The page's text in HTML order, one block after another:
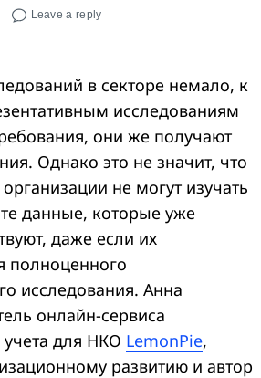
Leave a reply
в секторе немало, к
исследованиям
они же получают
Однако это не значит, что
не могут изучать
данные, которые уже
даже если их
полноценного
исследования. Анна
онлайн-сервиса
учета для НКО LemonPie,
развитию и автор